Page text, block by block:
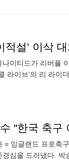
적설’ 이삭
이티드가 리버풀
라이브’의 리 라이
"한국 축구
= 잉글랜드 프로축
심을 드러냈다. 박